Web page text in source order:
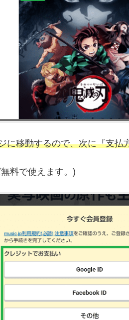
に移動するので、次に『支払
料で使えます。)